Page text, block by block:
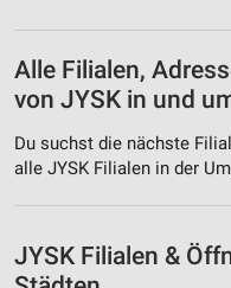
Alle Filialen,
von JYSK in und
Du suchst die nächste
alle JYSK Filialen in der
JYSK Filialen &
Werbung